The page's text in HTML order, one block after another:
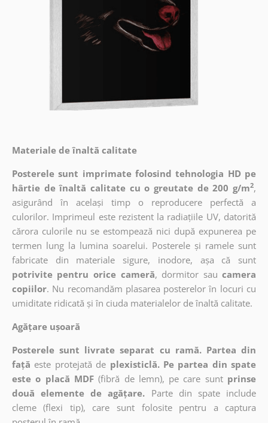
Materiale de înaltă calitate
Posterele sunt imprimate folosind tehnologia HD pe
hârtie de înaltă calitate cu o greutate de 200 g/m2,
asigurând în același timp o reproducere perfectă a
culorilor. Imprimeul este rezistent la radiațiile UV, datorită
cărora culorile nu se estompează nici după expunerea pe
termen lung la lumina soarelui. Posterele și ramele sunt
fabricate din materiale sigure, inodore, așa că sunt
potrivite pentru orice cameră, dormitor sau camera
copiilor. Nu recomandăm plasarea posterelor în locuri cu
umiditate ridicată și în ciuda materialelor de înaltă calitate.
Agățare ușoară
Posterele sunt livrate separat cu ramă. Partea din
față este protejată de plexisticlă. Pe partea din spate
este o placă MDF (fibră de lemn), pe care sunt prinse
două elemente de agățare. Parte din spate include
cleme (flexi tip), care sunt folosite pentru a captura